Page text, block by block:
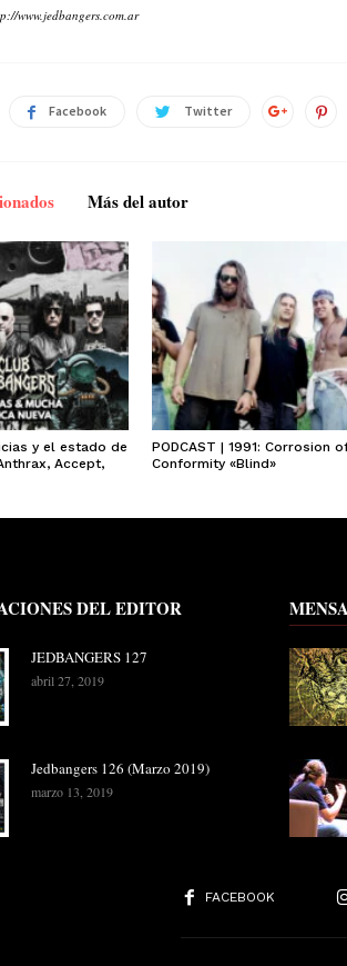
www.jedbangers.com.ar
Facebook Twitter
Más del autor
y el estado de
Accept,
PODCAST | 1991: Corrosion
Conformity «Blind»
DEL EDITOR
JEDBANGERS 127
abril 27, 2019
Jedbangers 126 (Marzo 2019)
marzo 13, 2019
FACEBOOK